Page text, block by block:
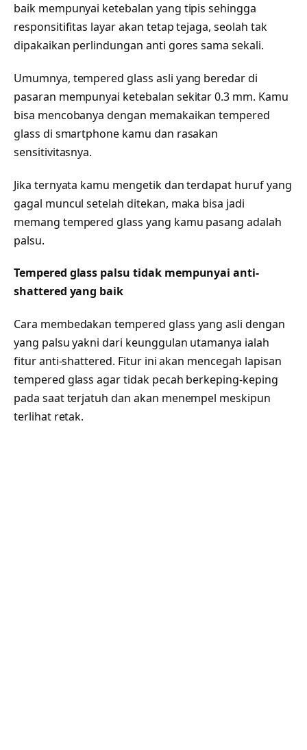
baik mempunyai ketebalan yang tipis sehingga
responsitifitas layar akan tetap tejaga, seolah tak
dipakaikan perlindungan anti gores sama sekali.
Umumnya, tempered glass asli yang beredar di
pasaran mempunyai ketebalan sekitar 0.3 mm. Kamu
bisa mencobanya dengan memakaikan tempered
glass di smartphone kamu dan rasakan
sensitivitasnya.
Jika ternyata kamu mengetik dan terdapat huruf yang
gagal muncul setelah ditekan, maka bisa jadi
memang tempered glass yang kamu pasang adalah
palsu.
Tempered glass palsu tidak mempunyai anti-
shattered yang baik
Cara membedakan tempered glass yang asli dengan
yang palsu yakni dari keunggulan utamanya ialah
fitur anti-shattered. Fitur ini akan mencegah lapisan
tempered glass agar tidak pecah berkeping-keping
pada saat terjatuh dan akan menempel meskipun
terlihat retak.